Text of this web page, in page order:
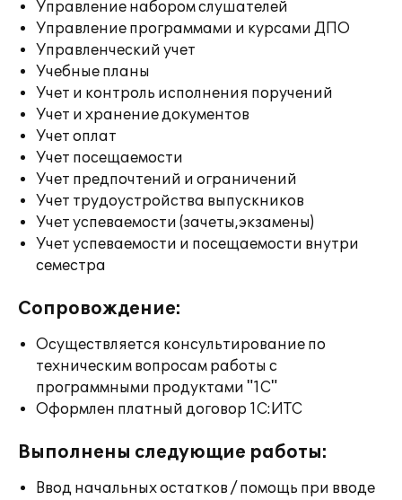
Управление набором слушателей
Управление программами и курсами ДПО
Управленческий учет
Учебные планы
Учет и контроль исполнения поручений
Учет и хранение документов
Учет оплат
Учет посещаемости
Учет предпочтений и ограничений
Учет трудоустройства выпускников
Учет успеваемости (зачеты,экзамены)
Учет успеваемости и посещаемости внутри
семестра
Сопровождение:
Осуществляется консультирование по
техническим вопросам работы с
программными продуктами "1С"
Оформлен платный договор 1С:ИТС
Выполнены следующие работы:
Ввод начальных остатков / помощь при вводе